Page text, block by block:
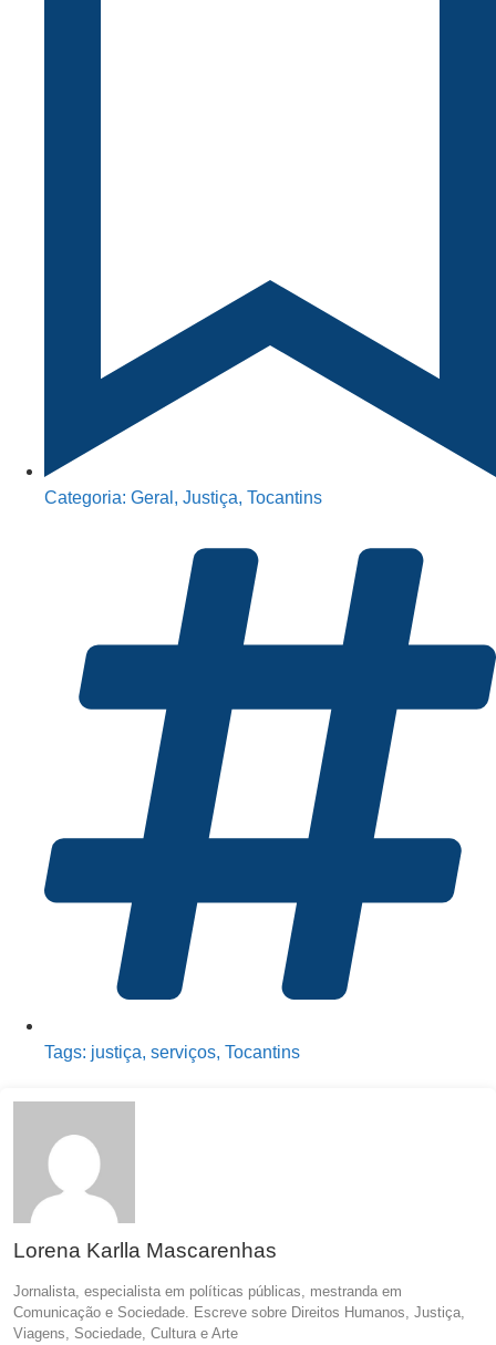
Categoria: Geral , Justiça, Tocantins
Tags: justiça, serviços, Tocantins
Lorena Karlla Mascarenhas
Jornalista, especialista em políticas públicas, mestranda em
Comunicação e Sociedade. Escreve sobre Direitos Humanos, Justiça,
Viagens, Sociedade, Cultura e Arte